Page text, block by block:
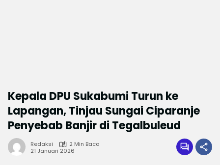
Kepala DPU Sukabumi Turun ke
Lapangan, Tinjau Sungai Ciparanje
Penyebab Banjir di Tegalbuleud
Redaksi
2 Min Baca
21 Januari 2026